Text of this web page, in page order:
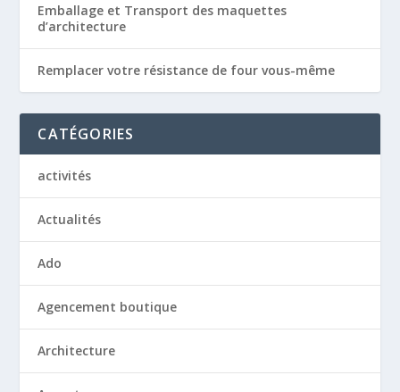
Emballage et Transport des maquettes
d’architecture
Remplacer votre résistance de four vous-même
CATÉGORIES
activités
Actualités
Ado
Agencement boutique
Architecture